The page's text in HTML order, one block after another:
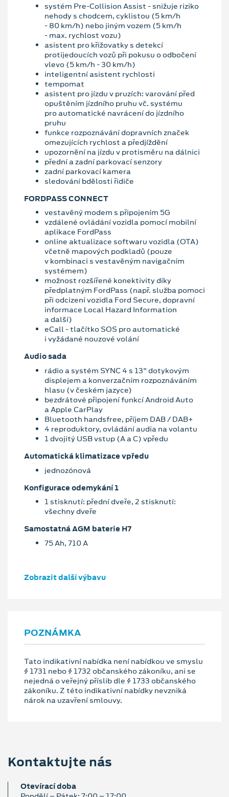
systém Pre-Collision Assist - snižuje riziko
nehody s chodcem, cyklistou (5 km/h
- 80 km/h) nebo jiným vozem (5 km/h
- max. rychlost vozu)
asistent pro křižovatky s detekcí
protijedoucích vozů při pokusu o odbočení
vlevo (5 km/h - 30 km/h)
inteligentní asistent rychlosti
tempomat
asistent pro jízdu v pruzích: varování před
opuštěním jízdního pruhu vč. systému
pro automatické navrácení do jízdního
pruhu
funkce rozpoznávání dopravních značek
omezujících rychlost a předjíždění
upozornění na jízdu v protisměru na dálnici
přední a zadní parkovací senzory
zadní parkovací kamera
sledování bdělosti řidiče
FORDPASS CONNECT
vestavěný modem s připojením 5G
vzdálené ovládání vozidla pomocí mobilní
aplikace FordPass
online aktualizace softwaru vozidla (OTA)
včetně mapových podkladů (pouze
v kombinaci s vestavěným navigačním
systémem)
možnost rozšířené konektivity díky
předplatným FordPass (např. služba pomoci
při odcizení vozidla Ford Secure, dopravní
informace Local Hazard Information
a další)
eCall - tlačítko SOS pro automatické
i vyžádané nouzové volání
Audio sada
rádio a systém SYNC 4 s 13" dotykovým
displejem a konverzačním rozpoznáváním
hlasu (v českém jazyce)
bezdrátové připojení funkcí Android Auto
a Apple CarPlay
Bluetooth handsfree, příjem DAB / DAB+
4 reproduktory, ovládání audia na volantu
1 dvojitý USB vstup (A a C) vpředu
Automatická klimatizace vpředu
jednozónová
Konfigurace odemykání 1
1 stisknutí: přední dveře, 2 stisknutí:
všechny dveře
Samostatná AGM baterie H7
75 Ah, 710 A
Zobrazit další výbavu
POZNÁMKA
Tato indikativní nabídka není nabídkou ve smyslu
§ 1731 nebo § 1732 občanského zákoníku, ani se
nejedná o veřejný příslib dle § 1733 občanského
zákoníku. Z této indikativní nabídky nevzniká
nárok na uzavření smlouvy.
Kontaktujte nás
Otevírací doba